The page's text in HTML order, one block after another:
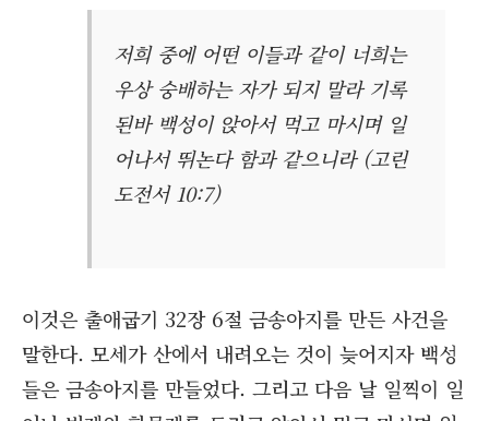
저희 중에 어떤 이들과 같이 너희는
우상 숭배하는 자가 되지 말라 기록
된바 백성이 앉아서 먹고 마시며 일
어나서 뛰논다 함과 같으니라 (고린
도전서 10:7)
이것은 출애굽기 32장 6절 금송아지를 만든 사건을
말한다. 모세가 산에서 내려오는 것이 늦어지자 백성
들은 금송아지를 만들었다. 그리고 다음 날 일찍이 일